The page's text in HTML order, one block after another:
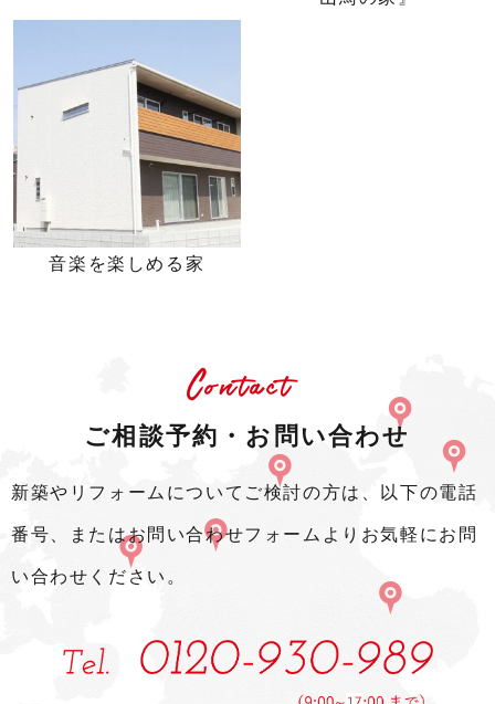
音楽を楽しめる家
Contact
ご相談予約・お問い合わせ
新築やリフォームについてご検討の方は、以下の電話
番号、またはお問い合わせフォームよりお気軽にお問
い合わせください。